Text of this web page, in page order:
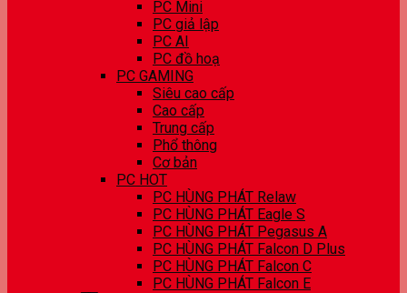
PC Mini
PC giả lập
PC AI
PC đồ hoạ
PC GAMING
Siêu cao cấp
Cao cấp
Trung cấp
Phổ thông
Cơ bản
PC HOT
PC HÙNG PHÁT Relaw
PC HÙNG PHÁT Eagle S
PC HÙNG PHÁT Pegasus A
PC HÙNG PHÁT Falcon D Plus
PC HÙNG PHÁT Falcon C
PC HÙNG PHÁT Falcon E